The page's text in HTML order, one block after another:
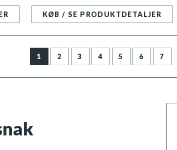
KØB / SE PRODUKTDETALJER
1 2 3 4 5 6 7